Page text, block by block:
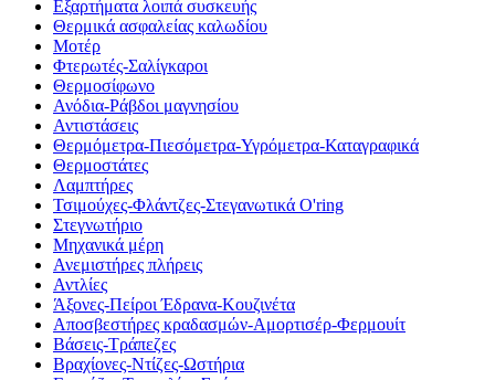
Εξαρτήματα λοιπά συσκευής
Θερμικά ασφαλείας καλωδίου
Μοτέρ
Φτερωτές-Σαλίγκαροι
Θερμοσίφωνο
Ανόδια-Ράβδοι μαγνησίου
Αντιστάσεις
Θερμόμετρα-Πιεσόμετρα-Υγρόμετρα-Καταγραφικά
Θερμοστάτες
Λαμπτήρες
Τσιμούχες-Φλάντζες-Στεγανωτικά O'ring
Στεγνωτήριο
Μηχανικά μέρη
Ανεμιστήρες πλήρεις
Αντλίες
Άξονες-Πείροι Έδρανα-Κουζινέτα
Αποσβεστήρες κραδασμών-Αμορτισέρ-Φερμουίτ
Βάσεις-Τράπεζες
Βραχίονες-Ντίζες-Ωστήρια